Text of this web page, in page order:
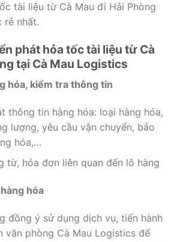
tài liệu từ Cà Mau đi Hải Phòng
rẻ nhất.
phát hỏa tốc tài liệu từ Cà
tại Cà Mau Logistics
hóa, kiểm tra thông tin
thông tin hàng hóa: loại hàng hóa,
lượng, yêu cầu vận chuyển, bảo
hóa,…
từ, hóa đơn liên quan đến lô hàng
hóa
đồng ý sử dụng dịch vụ, tiến hành
văn phòng Cà Mau Logistics để